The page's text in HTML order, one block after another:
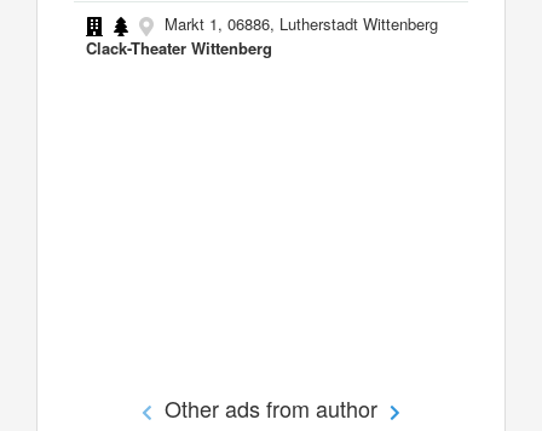
Markt 1, 06886, Lutherstadt Wittenberg
Clack-Theater Wittenberg
Other ads from author